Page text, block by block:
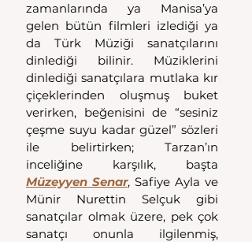
zamanlarında ya Manisa’ya
gelen bütün filmleri izlediği ya
da Türk Müziği sanatçılarını
dinlediği bilinir. Müziklerini
dinlediği sanatçılara mutlaka kır
çiçeklerinden oluşmuş buket
verirken, beğenisini de “sesiniz
çeşme suyu kadar güzel” sözleri
ile belirtirken; Tarzan’ın
Müzeyyen Senar, Safiye Ayla ve
Münir Nurettin Selçuk gibi
sanatçılar olmak üzere, pek çok
sanatçı onunla ilgilenmiş,